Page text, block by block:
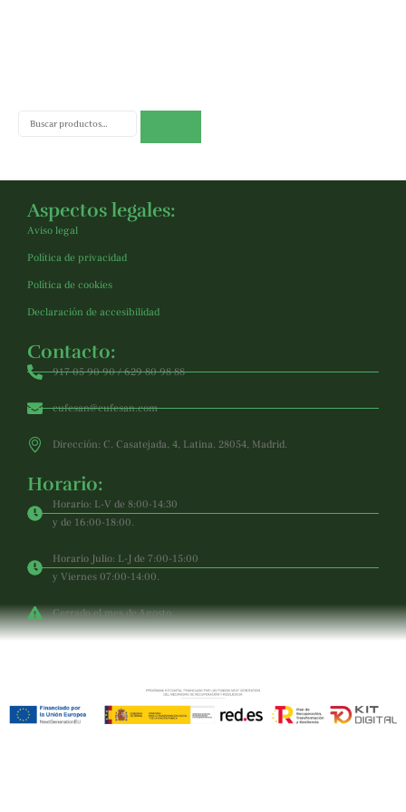
Aspectos legales:
Aviso legal
Política de privacidad
Política de cookies
Declaración de accesibilidad
Contacto:
917 05 90 90 / 629 80 98 88
cufesan@cufesan.com
Dirección: C. Casatejada, 4, Latina. 28054, Madrid.
Horario:
Horario: L-V de 8:00-14:30
y de 16:00-18:00.
Horario Julio: L-J de 7:00-15:00
y Viernes 07:00-14:00.
Cerrado el mes de Agosto.